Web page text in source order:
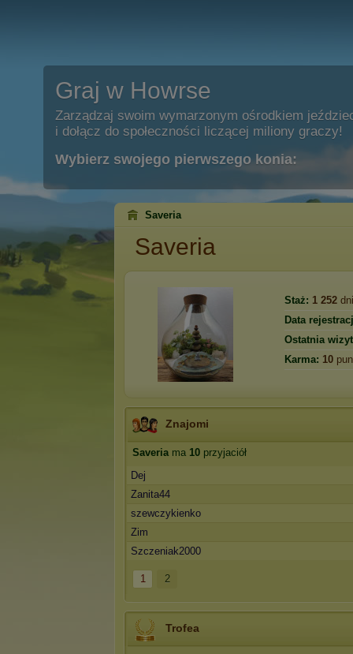
Graj w Howrse
Zarządzaj swoim wymarzonym ośrodkiem
i dołącz do społeczności liczącej miliony graczy!
Wybierz swojego pierwszego konia:
Saveria
Saveria
Staż: 1 252 dni
Data
Ostatnia
Karma: 10
Znajomi
Saveriama 10 przyjaciół
Dej
Zanita44
szewczykienko
Zim
Szczeniak2000
1 2
Trofea